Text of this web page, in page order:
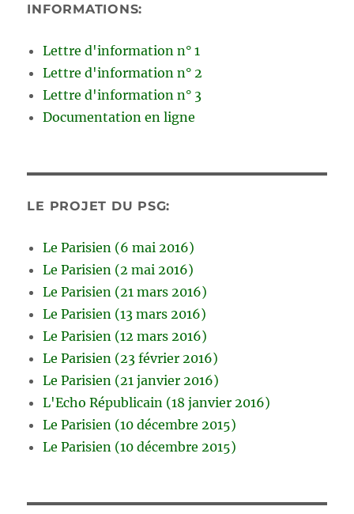
INFORMATIONS:
Lettre d'information n° 1
Lettre d'information n° 2
Lettre d'information n° 3
Documentation en ligne
LE PROJET DU PSG:
Le Parisien (6 mai 2016)
Le Parisien (2 mai 2016)
Le Parisien (21 mars 2016)
Le Parisien (13 mars 2016)
Le Parisien (12 mars 2016)
Le Parisien (23 février 2016)
Le Parisien (21 janvier 2016)
L'Echo Républicain (18 janvier 2016)
Le Parisien (10 décembre 2015)
Le Parisien (10 décembre 2015)